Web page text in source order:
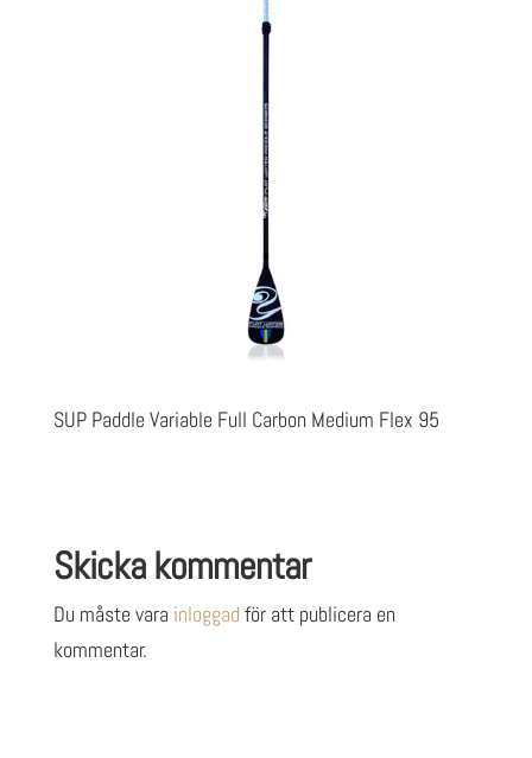
SUP Paddle Variable Full Carbon Medium Flex 95
Skicka kommentar
Du måste vara inloggad för att publicera en
kommentar.